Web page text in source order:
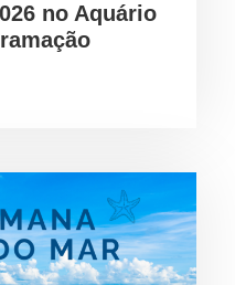
no Aquário